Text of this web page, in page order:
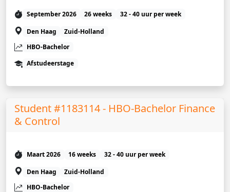
September 2026 26 weeks
32 - 40 uur per week
Den Haag
Zuid-Holland
HBO-Bachelor
Afstudeerstage
Student #1183114 - HBO-Bachelor Finance
& Control
Maart 2026 16 weeks
32 - 40 uur per week
Den Haag
Zuid-Holland
HBO-Bachelor